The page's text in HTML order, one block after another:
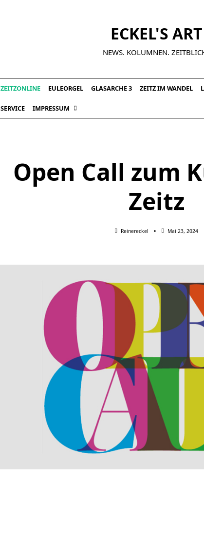
ECKEL'S ART
NEWS. KOLUMNEN.
ZEITZONLINE EULEORGEL GLASARCHE 3 ZEITZ IM WANDEL
SERVICE IMPRESSUM
Open Call zum
Zeitz
Reinereckel Mai 23, 2024